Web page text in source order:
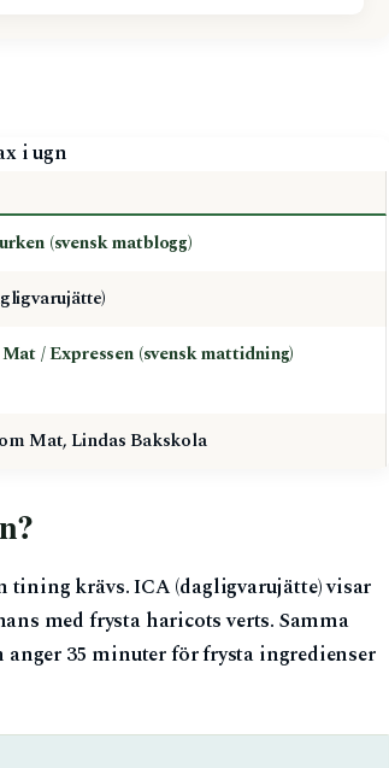
i ugn
(svensk matblogg)
/ Expressen (svensk mattidning)
Mat, Lindas Bakskola
tining krävs. ICA (dagligvarujätte) visar
med frysta haricots verts. Samma
35 minuter för frysta ingredienser